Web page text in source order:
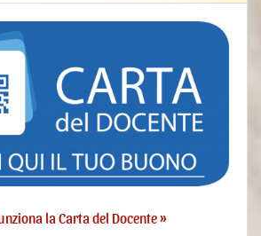
dal consenso. Ulteriori dettagli sul
sono indicati nella sezione
Dati. L’Utente ha diritto ad ottenere
Dati trattati dal Titolare, su determinati
ed a ricevere una copia dei Dati
dei propri Dati e richiederne
o la correzione.
l’Utente può richiedere la
dei propri Dati. In tal caso il
la Carta del Docente »